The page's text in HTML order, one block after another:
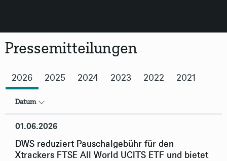
Pressemitteilungen
2026 2025 2024 2023 2022 2021
Datum
01.06.2026
DWS reduziert Pauschalgebühr für den
Xtrackers FTSE All World UCITS ETF und bietet